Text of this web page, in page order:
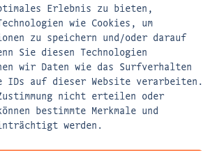
Erlebnis zu bieten,
wie Cookies, um
zu speichern und/oder darauf
Sie diesen Technologien
wir Daten wie das Surfverhalten
IDs auf dieser Website verarbeiten.
nicht erteilen oder
bestimmte Merkmale und
werden.
5
80337 MÜNCHEN